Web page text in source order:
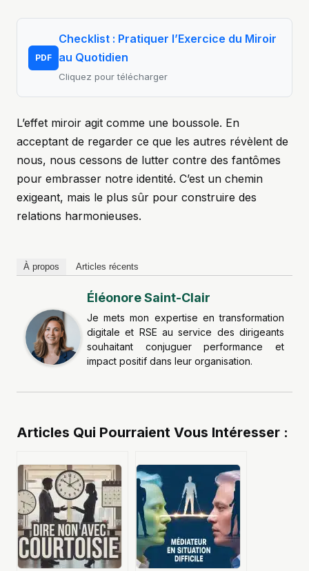
PDF
Checklist : Pratiquer l’Exercice du Miroir
au Quotidien
Cliquez pour télécharger
L’effet miroir agit comme une boussole. En
acceptant de regarder ce que les autres révèlent de
nous, nous cessons de lutter contre des fantômes
pour embrasser notre identité. C’est un chemin
exigeant, mais le plus sûr pour construire des
relations harmonieuses.
À propos Articles récents
Éléonore Saint-Clair
Je mets mon expertise en transformation
digitale et RSE au service des dirigeants
souhaitant conjuguer performance et
impact positif dans leur organisation.
Articles Qui Pourraient Vous Intéresser :